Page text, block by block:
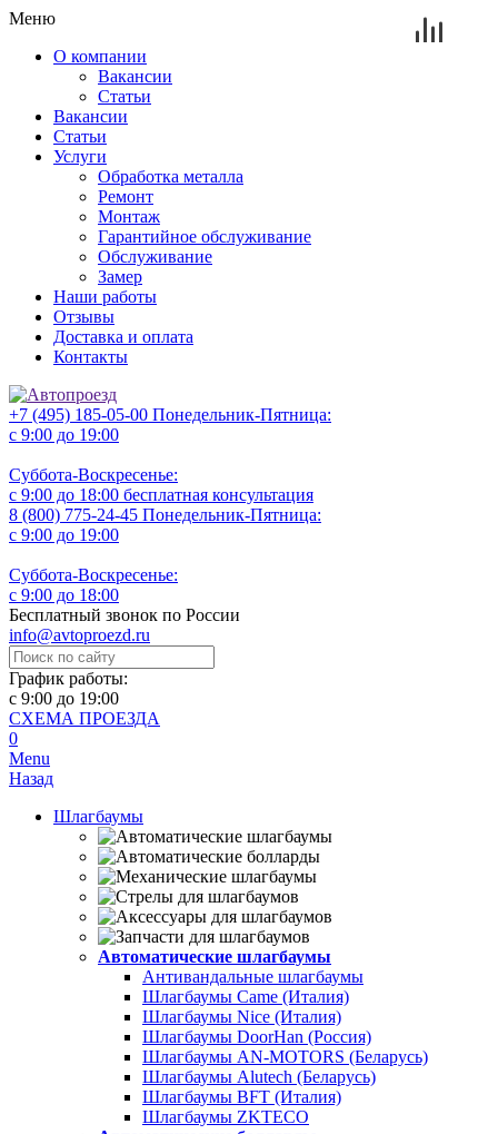
Меню
О компании
Вакансии
Статьи
Вакансии
Статьи
Услуги
Обработка металла
Ремонт
Монтаж
Гарантийное обслуживание
Обслуживание
Замер
Наши работы
Отзывы
Доставка и оплата
Контакты
+7 (495) 185-05-00 Понедельник-Пятница:
с 9:00 до 19:00
Суббота-Воскресенье:
с 9:00 до 18:00 бесплатная консультация
8 (800) 775-24-45 Понедельник-Пятница:
с 9:00 до 19:00
Суббота-Воскресенье:
с 9:00 до 18:00
Бесплатный звонок по России
info@avtoproezd.ru
График работы:
с 9:00 до 19:00
СХЕМА ПРОЕЗДА
0
Menu
Назад
Шлагбаумы
Автоматические шлагбаумы
Антивандальные шлагбаумы
Шлагбаумы Came (Италия)
Шлагбаумы Nice (Италия)
Шлагбаумы DoorHan (Россия)
Шлагбаумы AN-MOTORS (Беларусь)
Шлагбаумы Alutech (Беларусь)
Шлагбаумы BFT (Италия)
Шлагбаумы ZKTECO